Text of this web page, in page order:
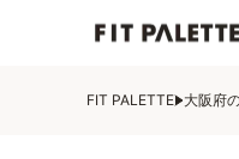
FIT PALETTE 大阪府